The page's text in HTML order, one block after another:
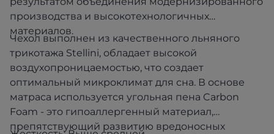
производства и высокотехнологичных
материалов.
Чехол выполнен из качественного льняного
трикотажа Stellini, обладает высокой
воздухопроницаемостью, что создает
оптимальный микроклимат для сна. В основе
матраса используется угольная пена Carbon
Foam - это гипоаллергенный материал,
препятствующий развитию вредоносных